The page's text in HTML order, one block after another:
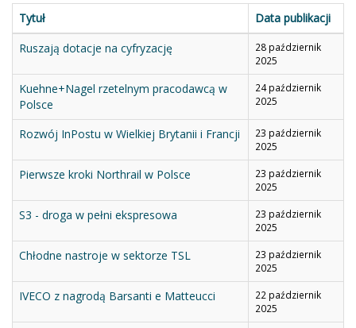
Tytuł
Data publikacji
Ruszają dotacje na cyfryzację
28 październik
2025
Kuehne+Nagel rzetelnym pracodawcą w
Polsce
24 październik
2025
Rozwój InPostu w Wielkiej Brytanii i Francji
23 październik
2025
Pierwsze kroki Northrail w Polsce
23 październik
2025
S3 - droga w pełni ekspresowa
23 październik
2025
Chłodne nastroje w sektorze TSL
23 październik
2025
IVECO z nagrodą Barsanti e Matteucci
22 październik
2025